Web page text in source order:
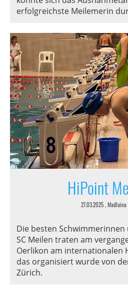
erfolgreichste Meilemerin
HiPoint
27.03.2025, Madlaina
Die besten
SC Meilen traten am
Oerlikon am internationalen
das organisiert wurde von
Zürich.